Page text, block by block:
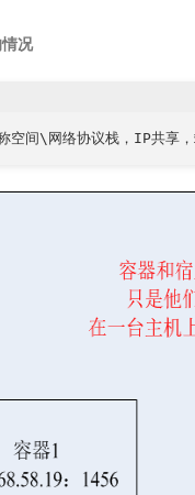
况
空间\网络协议栈，IP共享